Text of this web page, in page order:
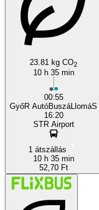
23.81 kg CO2
10 h 35 min
00:55
GyőR AutóBuszáLlomáS
16:20
STR Airport
1 átszállás
10 h 35 min
52,70 Ft